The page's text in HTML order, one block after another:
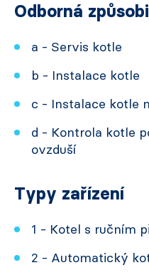
Odborná
a - Servis kotle
b - Instalace kotle
c - Instalace kotle
d - Kontrola kotle
ovzduší
Typy zařízení
1 - Kotel s ručním
2 - Automatický